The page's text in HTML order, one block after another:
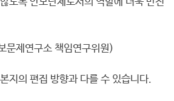
문제연구소 책임연구위원)
지의 편집 방향과 다를 수 있습니다.